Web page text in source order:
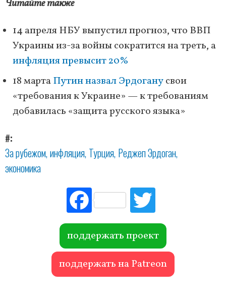
Читайте также
14 апреля НБУ выпустил прогноз, что ВВП
Украины из-за войны сократится на треть, а
инфляция превысит 20%
18 мартаПутин назвал Эрдоганусвои
«требования к Украине» — к требованиям
добавилась «защита русского языка»
#
За рубежом инфляция Турция Реджеп Эрдоган
экономика
Fac
ebo
ok r
поддержать проект
поддержать на Patreon